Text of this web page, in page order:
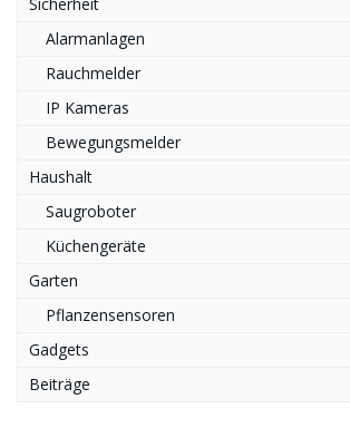
Sicherheit
Alarmanlagen
Rauchmelder
IP Kameras
Bewegungsmelder
Haushalt
Saugroboter
Küchengeräte
Garten
Pflanzensensoren
Gadgets
Beiträge